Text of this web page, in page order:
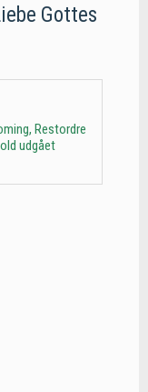
Gottes
Restordre
udgået